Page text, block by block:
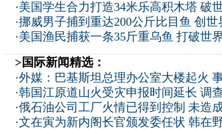
·美国学生合力打造34米乐高积木塔 破
·挪威男子捕到重达200公斤比目鱼 创
·美国渔民捕获一条35斤重乌鱼 打破世
>国际新闻精选：
·外媒：巴基斯坦总理办公室大楼起火
·韩国江原道山火受灾申报时间延长 调
·俄石油公司工厂火情已得到控制 未造
·文在寅为新内阁长官颁发委任状 韩在